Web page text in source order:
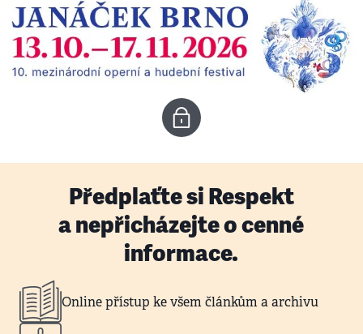
Předplaťte si Respekt
a nepřicházejte o cenné
informace.
Online přístup ke všem článkům a archivu